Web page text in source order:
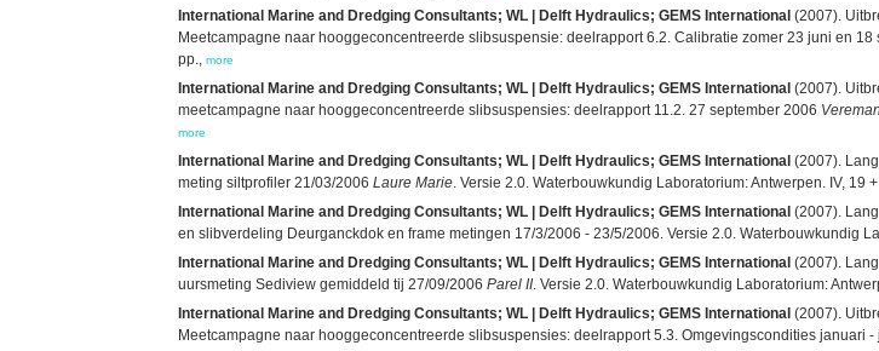
International Marine and Dredging Consultants; WL | Delft Hydraulics; GEMS International (2007).
Meetcampagne naar hooggeconcentreerde slibsuspensie: deelrapport 6.2. Calibratie zomer 23 juni en
pp., more
International Marine and Dredging Consultants; WL | Delft Hydraulics; GEMS International (2007).
meetcampagne naar hooggeconcentreerde slibsuspensies: deelrapport 11.2. 27 september 2006
more
International Marine and Dredging Consultants; WL | Delft Hydraulics; GEMS International (2007).
meting siltprofiler 21/03/2006 Laure Marie. Versie 2.0. Waterbouwkundig Laboratorium: Antwerpen. IV, 19
International Marine and Dredging Consultants; WL | Delft Hydraulics; GEMS International (2007).
en slibverdeling Deurganckdok en frame metingen 17/3/2006 - 23/5/2006. Versie 2.0. Waterbouwkundig
International Marine and Dredging Consultants; WL | Delft Hydraulics; GEMS International (2007).
uursmeting Sediview gemiddeld tij 27/09/2006 Parel II. Versie 2.0. Waterbouwkundig Laboratorium:
International Marine and Dredging Consultants; WL | Delft Hydraulics; GEMS International (2007).
Meetcampagne naar hooggeconcentreerde slibsuspensies: deelrapport 5.3. Omgevingscondities januari